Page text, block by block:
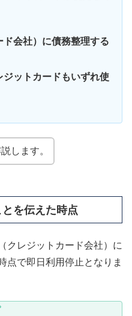
会社）に債務整理する
ットカードもいずれ使
します。
を伝えた時点
クレジットカード会社）に
点で即日利用停止となりま